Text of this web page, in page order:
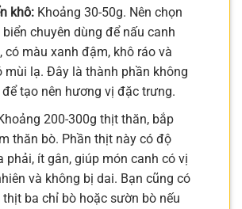
khô:Khoảng 30-50g. Nên chọn
chuyên dùng để nấu canh
có màu xanh đậm, khô ráo và
mùi lạ. Đây là thành phần không
tạo nên hương vị đặc trưng.
200-300g thịt thăn, bắp
thăn bò. Phần thịt này có độ
phải, ít gân, giúp món canh có vị
và không bị dai. Bạn cũng có
thịt ba chỉ bò hoặc sườn bò nếu